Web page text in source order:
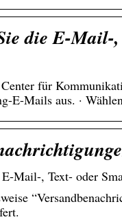
die E-
für
E-Mails aus. ·
Mail-, Text- oder